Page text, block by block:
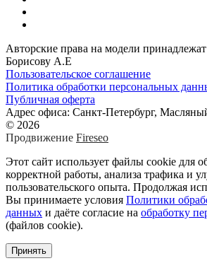
Авторские права на модели
Борисову А.Е
Пользовательское соглашение
Политика обработки персональных
Публичная оферта
Адрес офиса: Санкт-Петербург,
© 2026
Продвижение Fireseo
Этот сайт использует файлы cookie для
корректной работы, анализа трафика и
пользовательского опыта. Продолжая
Вы принимаете условия Политики
данных и даёте согласие на обработку
(файлов cookie).
Принять